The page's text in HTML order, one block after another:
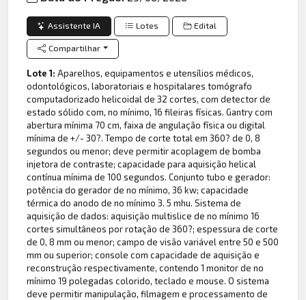
Assistente IA Lotes Edital
Compartilhar
Lote 1:Aparelhos, equipamentos e utensílios médicos,
odontológicos, laboratoriais e hospitalares tomógrafo
computadorizado helicoidal de 32 cortes, com detector de
estado sólido com, no mínimo, 16 fileiras físicas. Gantry com
abertura mínima 70 cm, faixa de angulação física ou digital
mínima de +/- 30?. Tempo de corte total em 360? de 0, 8
segundos ou menor; deve permitir acoplagem de bomba
injetora de contraste; capacidade para aquisição helical
contínua mínima de 100 segundos. Conjunto tubo e gerador:
potência do gerador de no mínimo, 36 kw; capacidade
térmica do anodo de no mínimo 3. 5 mhu. Sistema de
aquisição de dados: aquisição multislice de no mínimo 16
cortes simultâneos por rotação de 360?; espessura de corte
de 0, 8 mm ou menor; campo de visão variável entre 50 e 500
mm ou superior; console com capacidade de aquisição e
reconstrução respectivamente, contendo 1 monitor de no
mínimo 19 polegadas colorido, teclado e mouse. O sistema
deve permitir manipulação, filmagem e processamento de